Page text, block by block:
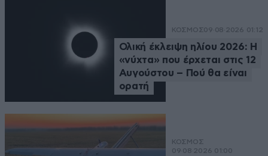
ΚΟΣΜΟΣ09·08·2026 01:12
Ολική έκλειψη ηλίου 2026: Η
«νύχτα» που έρχεται στις 12
Αυγούστου – Πού θα είναι
ορατή
ΚΟΣΜΟΣ
09·08·2026 01:00